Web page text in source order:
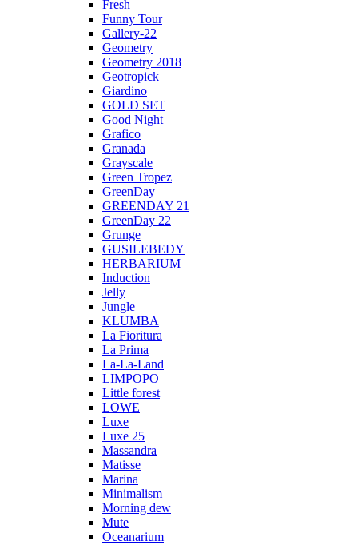
Fresh
Funny Tour
Gallery-22
Geometry
Geometry 2018
Geotropick
Giardino
GOLD SET
Good Night
Grafico
Granada
Grayscale
Green Tropez
GreenDay
GREENDAY 21
GreenDay 22
Grunge
GUSILEBEDY
HERBARIUM
Induction
Jelly
Jungle
KLUMBA
La Fioritura
La Prima
La-La-Land
LIMPOPO
Little forest
LOWE
Luxe
Luxe 25
Massandra
Matisse
Marina
Minimalism
Morning dew
Mute
Oceanarium